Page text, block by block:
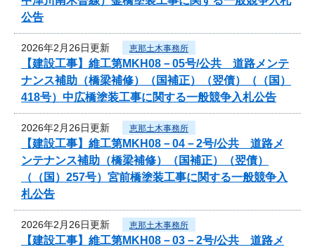
公告
2026年2月26日更新 恵那土木事務所
【建設工事】維工第MKH08－05号/公共 道路メンテ
ナンス補助（橋梁補修）（国補正）（翌債）（（国）
418号）中広橋塗装工事に関する一般競争入札公告
2026年2月26日更新 恵那土木事務所
【建設工事】維工第MKH08－04－2号/公共 道路メ
ンテナンス補助（橋梁補修）（国補正）（翌債）
（（国）257号）宮前橋塗装工事に関する一般競争入
札公告
2026年2月26日更新 恵那土木事務所
【建設工事】維工第MKH08－03－2号/公共 道路メ